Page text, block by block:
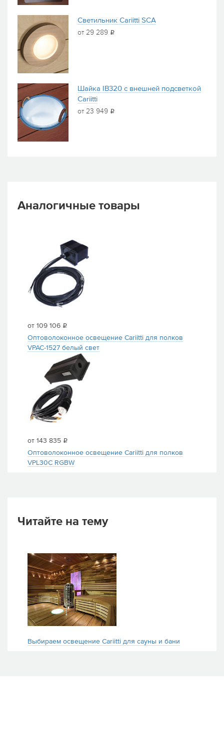
Светильник Cariitti SCA
от 29 289 i
Шайка IB320 с внешней подсветкой
Cariitti
от 23 949 i
Аналогичные товары
от 109 106 i
Оптоволоконное освещение Cariitti для полков
VPAC-1527 белый свет
от 143 835 i
Оптоволоконное освещение Cariitti для полков
VPL30C RGBW
Читайте на тему
Выбираем освещение Cariitti для сауны и бани